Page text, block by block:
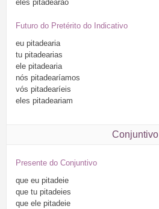
eles pitadearão
Futuro do Pretérito do Indicativo
eu pitadearia
tu pitadearias
ele pitadearia
nós pitadearíamos
vós pitadearíeis
eles pitadeariam
Conjuntivo
Presente do Conjuntivo
que eu pitadeie
que tu pitadeies
que ele pitadeie